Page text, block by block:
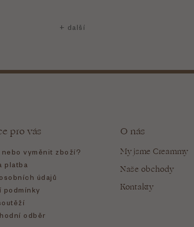
pro vás
vyměnit zboží?
platba
údajů
podmínky
odběr
O nás
My jsme Creammy
Naše obchody
Kontakty